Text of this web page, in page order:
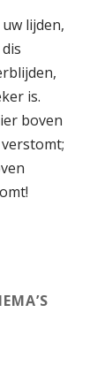
lijden,
is.
boven